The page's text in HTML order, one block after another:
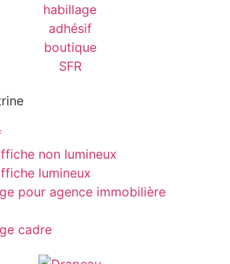
non lumineux
lumineux
pour agence immobilière
cadre